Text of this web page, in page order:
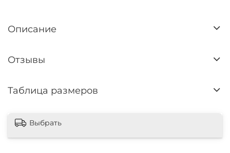
Описание
Отзывы
Таблица размеров
Выбрать